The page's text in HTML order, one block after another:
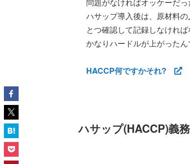
ハサップ導入後は、原材料
とつ確認して記録しなけれ
かなりハードルが上がった
HACCP何ですかそれ?
ハサップ(HACCP)義